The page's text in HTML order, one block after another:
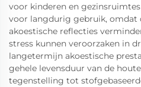
voor kinderen en
voor langdurig gebruik, omdat
akoestische reflecties
stress kunnen veroorzaken in
langetermijn akoestische
gehele levensduur van de
tegenstelling tot